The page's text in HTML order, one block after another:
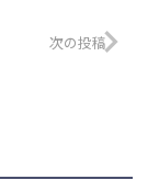
次の投稿